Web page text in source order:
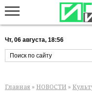
Чт, 06 августа, 18:56
Главная » НОВОСТИ »